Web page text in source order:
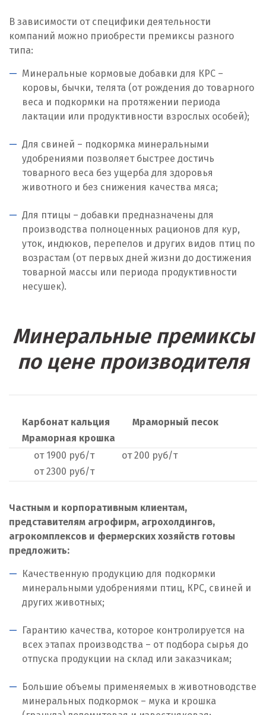
Люберцы
Магнитогорск
Махачкала
Мегион
Медведевка
Москва
Мытищи
Н
Набарежные Челны
Невьянск
Нижний Новгород
Нижний Тагил
Новокоалиновый
Новокузнецк
Новосибирск
Новоуткинск
Новый Уренгой
Ногинск
В зависимости от специфики деятельности
компаний можно приобрести премиксы разного
типа:
Минеральные кормовые добавки для КРС –
коровы, бычки, телята (от рождения до товарного
веса и подкормки на протяжении периода
лактации или продуктивности взрослых особей);
Для свиней – подкормка минеральными
удобрениями позволяет быстрее достичь
товарного веса без ущерба для здоровья
животного и без снижения качества мяса;
Для птицы – добавки предназначены для
производства полноценных рационов для кур,
уток, индюков, перепелов и других видов птиц по
возрастам (от первых дней жизни до достижения
товарной массы или периода продуктивности
несушек).
Минеральные премиксы
по цене производителя
Карбонат кальция
Мраморный песок
Мраморная крошка
от 1900 руб/т
от 200 руб/т
от 2300 руб/т
Частным и корпоративным клиентам,
представителям агрофирм, агрохолдингов,
агрокомплексов и фермерских хозяйств готовы
предложить:
Качественную продукцию для подкормки
минеральными удобрениями птиц, КРС, свиней и
других животных;
Гарантию качества, которое контролируется на
всех этапах производства – от подбора сырья до
отпуска продукции на склад или заказчикам;
Большие объемы применяемых в животноводстве
минеральных подкормок – мука и крошка